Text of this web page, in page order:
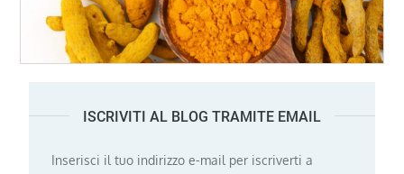
ISCRIVITI AL BLOG TRAMITE EMAIL
Inserisci il tuo indirizzo e-mail per iscriverti a